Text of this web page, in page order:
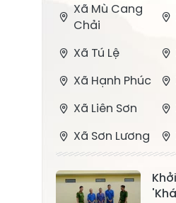
Xã Mù Cang
Chải
Xã Tú Lệ
Xã Hạnh Phúc
Xã Liên Sơn
Xã Sơn Lương
Bằng La